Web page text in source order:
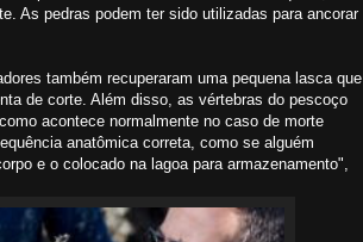
As pedras podem ter sido utilizadas para ancorar
também recuperaram uma pequena lasca que
de corte. Além disso, as vértebras do pescoço
acontece normalmente no caso de morte
anatômica correta, como se alguém
e o colocado na lagoa para armazenamento",